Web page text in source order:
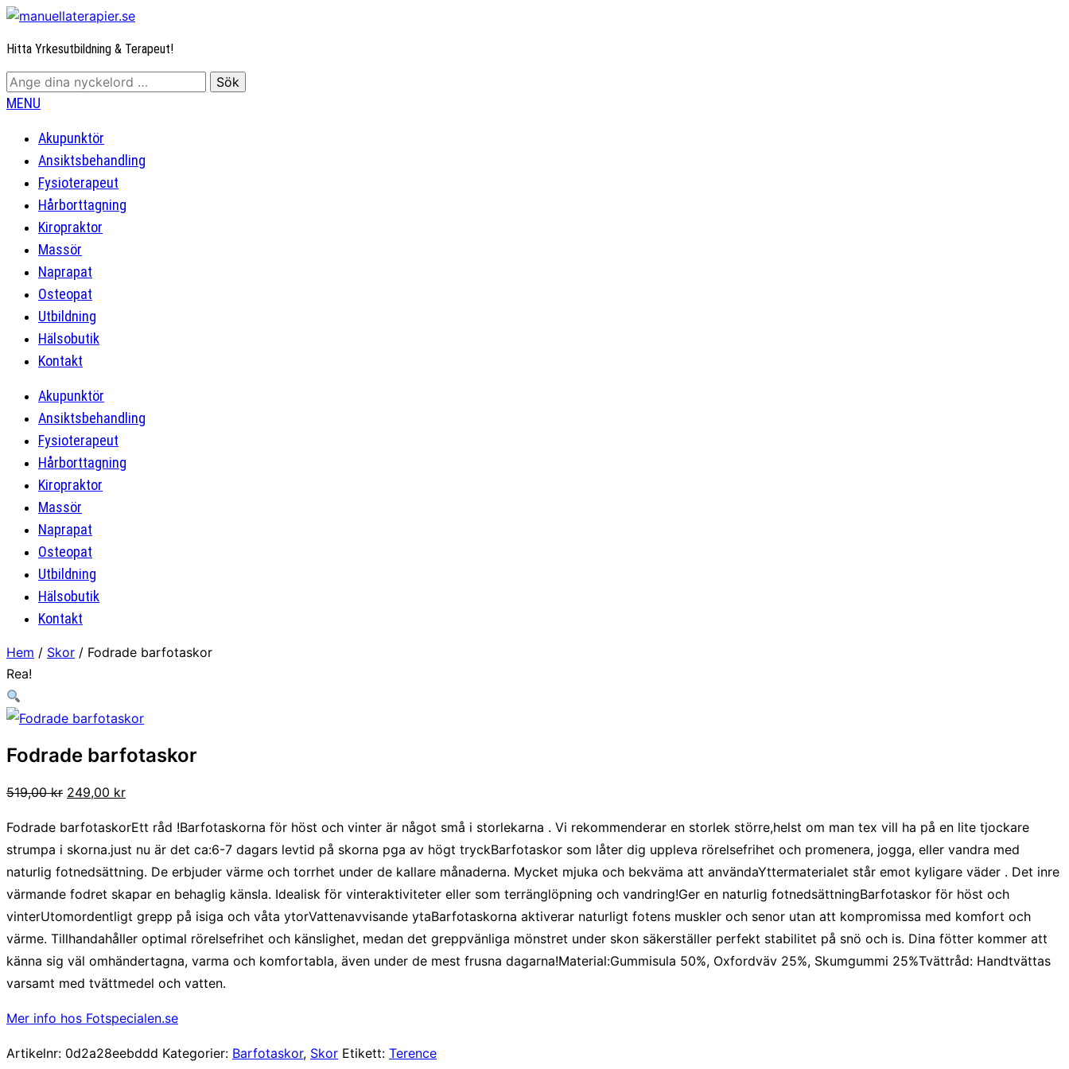
Hitta Yrkesutbildning & Terapeut!
MENU
Akupunktör
Ansiktsbehandling
Fysioterapeut
Hårborttagning
Kiropraktor
Massör
Naprapat
Osteopat
Utbildning
Hälsobutik
Kontakt
Akupunktör
Ansiktsbehandling
Fysioterapeut
Hårborttagning
Kiropraktor
Massör
Naprapat
Osteopat
Utbildning
Hälsobutik
Kontakt
Hem / Skor / Fodrade barfotaskor
Rea!
Fodrade barfotaskor
519,00kr Det
priset
var:
519,00 kr.
249,00 krDet
priset
är:
249,00 kr.
Fodrade barfotaskorEtt råd !Barfotaskorna för höst och vinter är något små i storlekarna . Vi rekommenderar en storlek större,helst om man tex vill ha på en lite tjockare
strumpa i skorna.just nu är det ca:6-7 dagars levtid på skorna pga av högt tryckBarfotaskor som låter dig uppleva rörelsefrihet och promenera, jogga, eller vandra med
naturlig fotnedsättning. De erbjuder värme och torrhet under de kallare månaderna. Mycket mjuka och bekväma att användaYttermaterialet står emot kyligare väder . Det inre
värmande fodret skapar en behaglig känsla. Idealisk för vinteraktiviteter eller som terränglöpning och vandring!Ger en naturlig fotnedsättningBarfotaskor för höst och
vinterUtomordentligt grepp på isiga och våta ytorVattenavvisande ytaBarfotaskorna aktiverar naturligt fotens muskler och senor utan att kompromissa med komfort och
värme. Tillhandahåller optimal rörelsefrihet och känslighet, medan det greppvänliga mönstret under skon säkerställer perfekt stabilitet på snö och is. Dina fötter kommer att
känna sig väl omhändertagna, varma och komfortabla, även under de mest frusna dagarna!Material:Gummisula 50%, Oxfordväv 25%, Skumgummi 25%Tvättråd: Handtvättas
varsamt med tvättmedel och vatten.
Mer info hos Fotspecialen.se
Artikelnr: 0d2a28eebddd Kategorier: Barfotaskor, Skor Etikett: Terence